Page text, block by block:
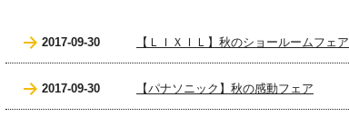
2017-09-30 【ＬＩＸＩＬ】秋のショールームフェア
2017-09-30 【パナソニック】秋の感動フェア